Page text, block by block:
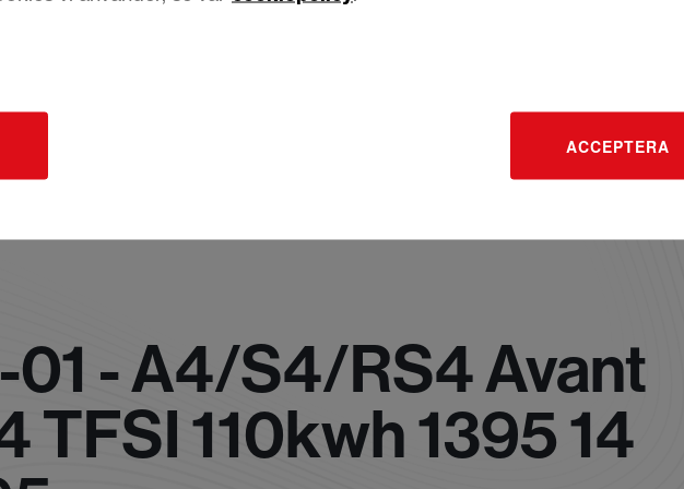
ACCEPTERA
01 - A4/S4/RS4 Avant
TFSI 110kwh 1395 14